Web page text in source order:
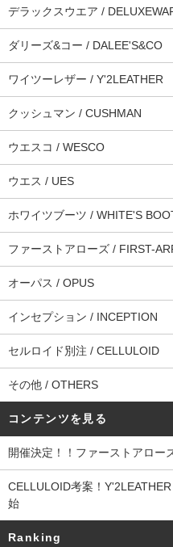
デラックスウエア /
ダリーズ&コー / DALEE'S&CO
ワイツーレザー / Y'2LEATHER
クッシュマン / CUSHMAN
ウエスコ / WESCO
ウエス / UES
ホワイツブーツ / WHITE'S
ファーストアローズ / FIRST-
オーパス / OPUS
インセプション / INCEPTION
セルロイド別注 / CELLULOID
その他 / OTHERS
コンテンツを見る
開催決定！！ファーストアロー
CELLULOID考案！
始
Ranking